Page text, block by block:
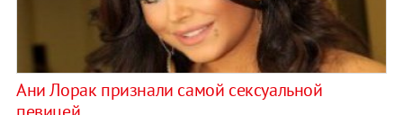
Ани Лорак признали самой сексуальной